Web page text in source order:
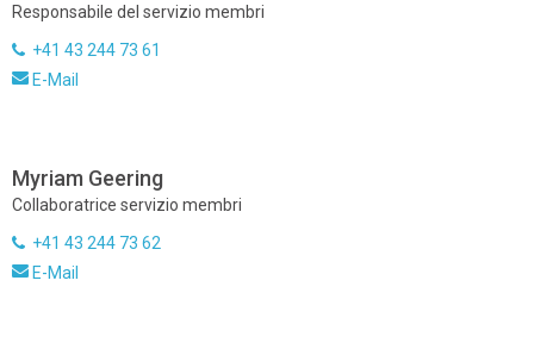
Responsabile del servizio membri
+41 43 244 73 61
E-Mail
Myriam Geering
Collaboratrice servizio membri
+41 43 244 73 62
E-Mail